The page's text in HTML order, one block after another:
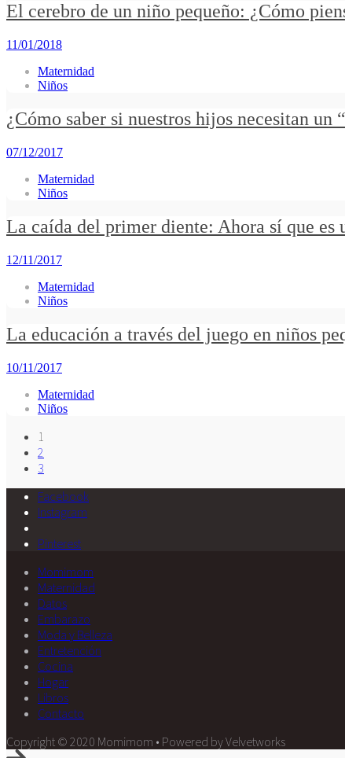
El cerebro de un niño pequeño: ¿Cómo
11/01/2018
Maternidad
Niños
¿Cómo saber si nuestros hijos necesitan
07/12/2017
Maternidad
Niños
La caída del primer diente: Ahora sí que es
12/11/2017
Maternidad
Niños
La educación a través del juego en niños
10/11/2017
Maternidad
Niños
1
2
3
Facebook
Instagram
Pinterest
Momimom
Maternidad
Datos
Embarazo
Moda y Belleza
Entretención
Cocina
Hogar
Libros
Contacto
Copyright © 2020 Momimom • Powered by Velvetworks